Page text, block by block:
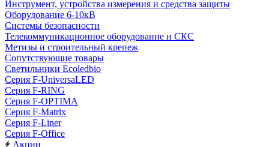
Инструмент, устройства измерения и средства защиты
Оборудование 6-10кВ
Системы безопасности
Телекоммуникационное оборудование и СКС
Метизы и строительный крепеж
Сопутствующие товары
Светильники Ecoledbio
Серия F-UniversaLED
Серия F-RING
Серия F-OPTIMA
Серия F-Matrix
Серия F-Liner
Серия F-Office
Акции